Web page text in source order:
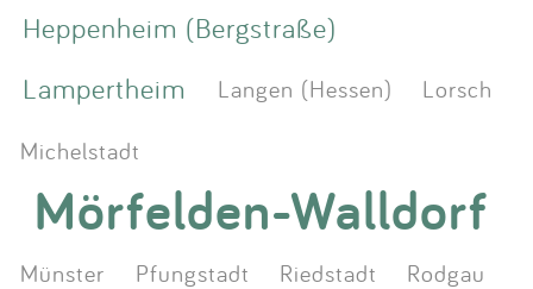
Heppenheim (Bergstraße)
Lampertheim
Langen (Hessen)
Lorsch
Michelstadt
Mörfelden-Walldorf
Münster Pfungstadt Riedstadt
Rodgau